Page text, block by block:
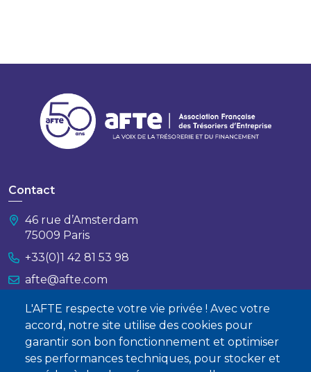
L'AFTE respecte votre vie privée ! Avec votre
accord, notre site utilise des cookies pour
garantir son bon fonctionnement et optimiser
ses performances techniques, pour stocker et
Contact
46 rue d’Amsterdam
75009 Paris
+33(0)1 42 81 53 98
afte@afte.com
Nous contacter
À propos